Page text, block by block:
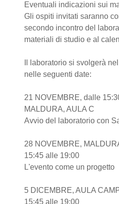
Eventuali indicazioni sui
Gli ospiti invitati saranno
secondo incontro del
materiali di studio e al
Il laboratorio si svolgerà
nelle seguenti date:
21 NOVEMBRE, dalle
MALDURA, AULA C
Avvio del laboratorio con
28 NOVEMBRE,
15:45 alle 19:00
L'evento come un progetto
5 DICEMBRE, AULA
15:45 alle 19:00